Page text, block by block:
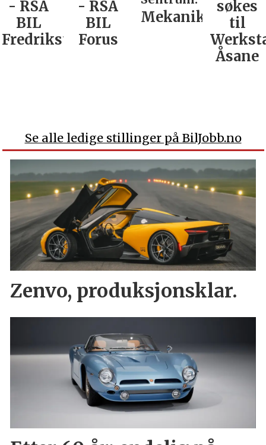
- RSA
BIL
Fredrikstad
- RSA
BIL
Forus
Mekaniker
søkes
til
Åsane
Se alle ledige stillinger på BilJobb.no
Zenvo, produksjonsklar.